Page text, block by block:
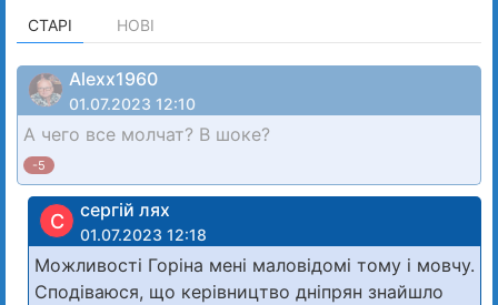
СТАРІ НОВІ
Alexx1960
01.07.2023 12:10
А чего все молчат? В шоке?
-5
С сергій лях
01.07.2023 12:18
Можливості Горіна мені маловідомі тому і мовчу.
Сподіваюся, що керівництво дніпрян знайшло